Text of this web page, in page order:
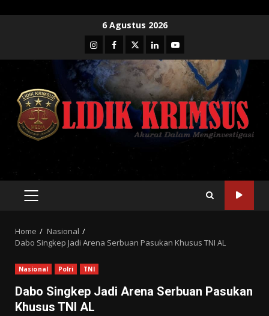
6 Agustus 2026
InstagramFacebook
TwitterLinkedinYoutube
PRIMARY
Home
Nasional
Dabo Singkep Jadi Arena Serbuan Pasukan Khusus TNI AL
Nasional Polri TNI
Dabo Singkep Jadi Arena Serbuan Pasukan
Khusus TNI AL